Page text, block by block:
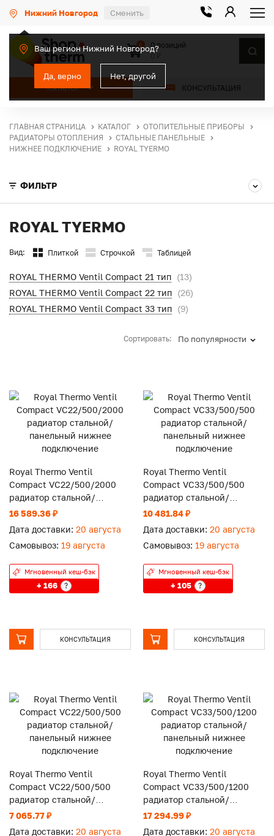
Нижний Новгород Сменить
Ваш регион Нижний Новгород?
Да, верно Нет, другой
КАТАЛОГ КОНСУЛЬТАЦИЯ
0
0 позиций
ГЛАВНАЯ СТРАНИЦА КАТАЛОГ
ОТОПИТЕЛЬНЫЕ ПРИБОРЫ
РАДИАТОРЫ ОТОПЛЕНИЯ
СТАЛЬНЫЕ ПАНЕЛЬНЫЕ
НИЖНЕЕ ПОДКЛЮЧЕНИЕ
ROYAL TYERMO
ФИЛЬТР
ROYAL TYERMO
Вид: Плиткой Строчкой Таблицей
ROYAL THERMO Ventil Compact 21 тип (13)
ROYAL THERMO Ventil Compact 22 тип (26)
ROYAL THERMO Ventil Compact 33 тип (9)
Сортировать: По популярности
Royal Thermo Ventil
Compact VC22/500/2000
радиатор стальной/
панельный нижнее
16 589.36 ₽
Дата доставки: 20 августа
Самовывоз: 19 августа
Мгновенный кеш-бэк
+ 166 ?
КОНСУЛЬТАЦИЯ
Royal Thermo Ventil
Compact VC33/500/500
радиатор стальной/
панельный нижнее
10 481.84 ₽
Дата доставки: 20 августа
Самовывоз: 19 августа
Мгновенный кеш-бэк
+ 105 ?
КОНСУЛЬТАЦИЯ
Royal Thermo Ventil
Compact VC22/500/500
радиатор стальной/
панельный нижнее
7 065.77 ₽
Дата доставки: 20 августа
Royal Thermo Ventil
Compact VC33/500/1200
радиатор стальной/
панельный нижнее
17 294.99 ₽
Дата доставки: 20 августа